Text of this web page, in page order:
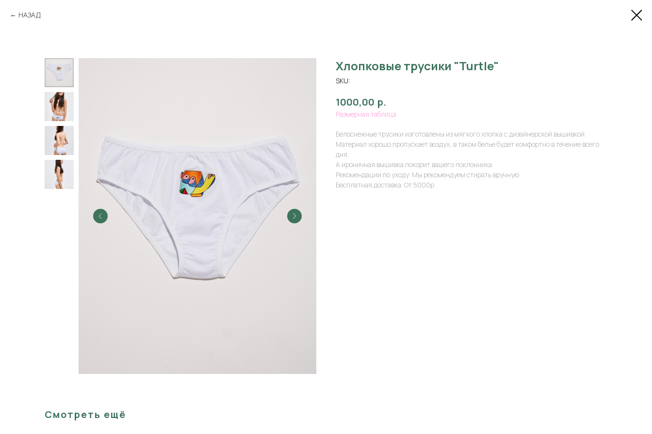
НАЗАД
Хлопковые трусики "Turtle"
SKU:
1000,00 р.
Размерная таблица
Белоснежные трусики изготовлены из мягкого хлопка с дизайнерской вышивкой.
Материал хорошо пропускает воздух, в таком белье будет комфортно в течение всего
дня.
А ироничная вышивка покорит вашего поклонника.
Рекомендации по уходу: Мы рекомендуем стирать вручную
Бесплатная доставка: От 5000р
Смотреть ещё